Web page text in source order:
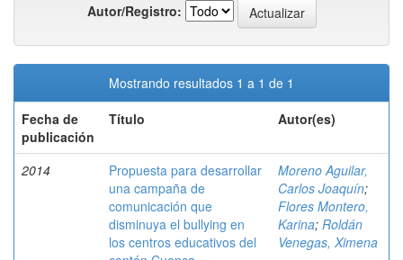
Autor/Registro:
Mostrando resultados 1 a 1 de 1
Fecha de
publicación
Título Autor(es)
2014
Propuesta para desarrollar
una campaña de
comunicación que
disminuya el bullying en
los centros educativos del
Moreno Aguilar,
Carlos Joaquín;
Flores Montero,
Karina; Roldán
Venegas, Ximena